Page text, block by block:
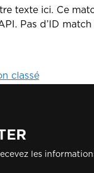
texte ici. Ce
Pas d’ID
classé
les